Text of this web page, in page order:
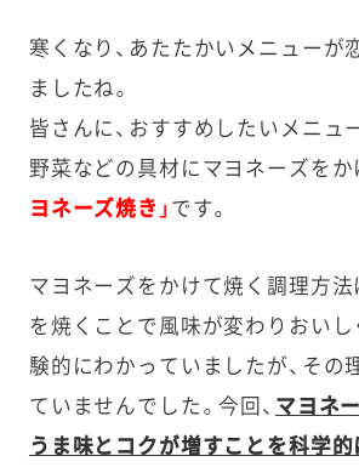
寒くなり、あたたかいメニューが
ましたね。
皆さんに、おすすめしたいメニュ
野菜などの具材にマヨネーズをか
ヨネーズ焼き」 です。
マヨネーズをかけて焼く調理方法
を焼くことで風味が変わりおい
験的にわかっていましたが、その
ていませんでした。今回、 マヨネ
うま味とコクが増すことを科学的